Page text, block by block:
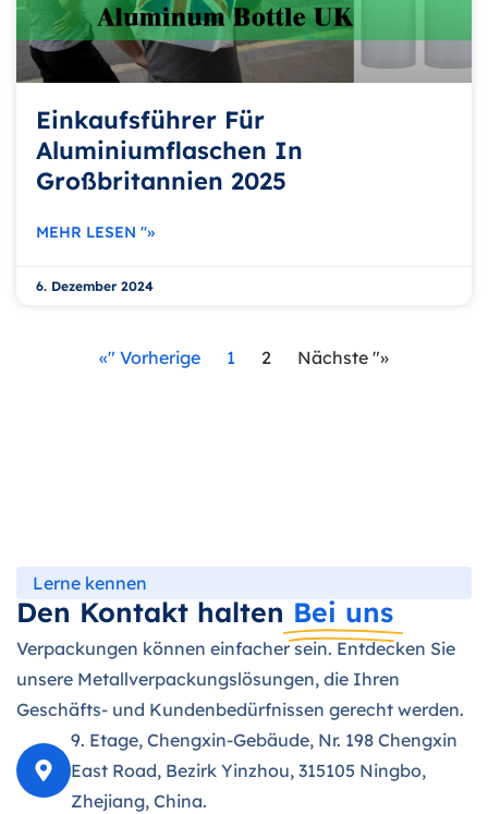
Einkaufsführer Für
Aluminiumflaschen In
Großbritannien 2025
MEHR LESEN "»
6. Dezember 2024
«" Vorherige 1 2 Nächste "»
Lerne kennen
Den Kontakt halten Bei uns
Verpackungen können einfacher sein. Entdecken Sie
unsere Metallverpackungslösungen, die Ihren
Geschäfts- und Kundenbedürfnissen gerecht werden.
9. Etage, Chengxin-Gebäude, Nr. 198 Chengxin
East Road, Bezirk Yinzhou, 315105 Ningbo,
Zhejiang, China.